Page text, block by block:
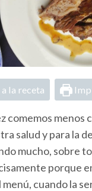
la receta
comemos menos
salud y para la
mucho, sobre
porque
cuando la